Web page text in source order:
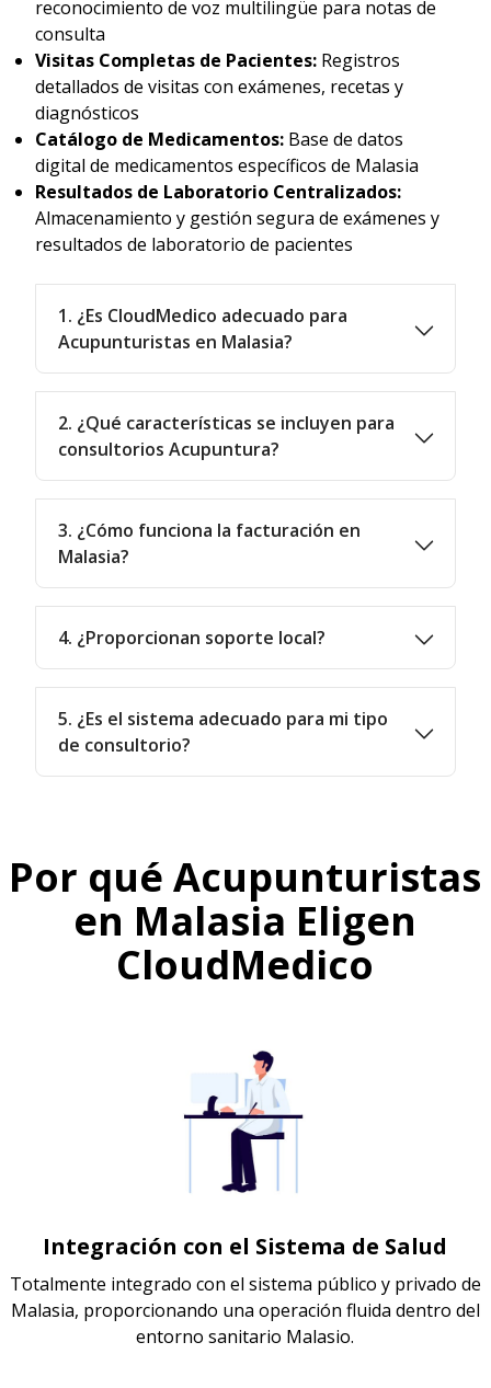
reconocimiento de voz multilingüe para notas de
consulta
Visitas Completas de Pacientes: Registros
detallados de visitas con exámenes, recetas y
diagnósticos
Catálogo de Medicamentos: Base de datos
digital de medicamentos específicos de Malasia
Resultados de Laboratorio Centralizados:
Almacenamiento y gestión segura de exámenes y
resultados de laboratorio de pacientes
1. ¿Es CloudMedico adecuado para
Acupunturistas en Malasia?
2. ¿Qué características se incluyen para
consultorios Acupuntura?
3. ¿Cómo funciona la facturación en
Malasia?
4. ¿Proporcionan soporte local?
5. ¿Es el sistema adecuado para mi tipo
de consultorio?
Por qué Acupunturistas
en Malasia Eligen
CloudMedico
Integración con el Sistema de Salud
Totalmente integrado con el sistema público y privado de
Malasia, proporcionando una operación fluida dentro del
entorno sanitario Malasio.